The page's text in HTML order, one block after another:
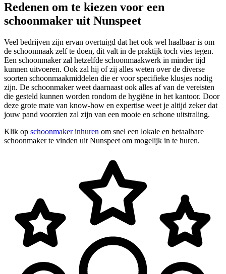
Redenen om te kiezen voor een
schoonmaker uit Nunspeet
Veel bedrijven zijn ervan overtuigd dat het ook wel haalbaar is om
de schoonmaak zelf te doen, dit valt in de praktijk toch vies tegen.
Een schoonmaker zal hetzelfde schoonmaakwerk in minder tijd
kunnen uitvoeren. Ook zal hij of zij alles weten over de diverse
soorten schoonmaakmiddelen die er voor specifieke klusjes nodig
zijn. De schoonmaker weet daarnaast ook alles af van de vereisten
die gesteld kunnen worden rondom de hygiëne in het kantoor. Door
deze grote mate van know-how en expertise weet je altijd zeker dat
jouw pand voorzien zal zijn van een mooie en schone uitstraling.
Klik op schoonmaker inhuren om snel een lokale en betaalbare
schoonmaker te vinden uit Nunspeet om mogelijk in te huren.